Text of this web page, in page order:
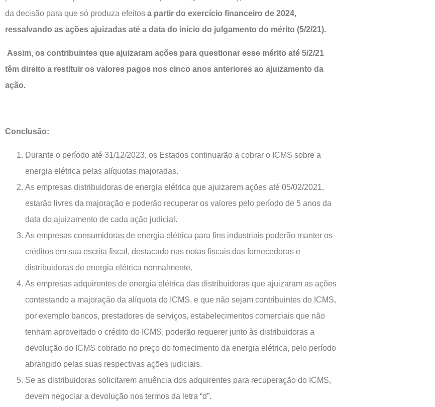
da decisão para que só produza efeitos a partir do exercício financeiro de 2024,
ressalvando as ações ajuizadas até a data do início do julgamento do mérito (5/2/21).
Assim, os contribuintes que ajuizaram ações para questionar esse mérito até 5/2/21
têm direito a restituir os valores pagos nos cinco anos anteriores ao ajuizamento da
ação.
Conclusão:
Durante o período até 31/12/2023, os Estados continuarão a cobrar o ICMS sobre a
energia elétrica pelas alíquotas majoradas.
As empresas distribuidoras de energia elétrica que ajuizarem ações até 05/02/2021,
estarão livres da majoração e poderão recuperar os valores pelo período de 5 anos da
data do ajuizamento de cada ação judicial.
As empresas consumidoras de energia elétrica para fins industriais poderão manter os
créditos em sua escrita fiscal, destacado nas notas fiscais das fornecedoras e
distribuidoras de energia elétrica normalmente.
As empresas adquirentes de energia elétrica das distribuidoras que ajuizaram as ações
contestando a majoração da alíquota do ICMS, e que não sejam contribuintes do ICMS,
por exemplo bancos, prestadores de serviços, estabelecimentos comerciais que não
tenham aproveitado o crédito do ICMS, poderão requerer junto às distribuidoras a
devolução do ICMS cobrado no preço do fornecimento da energia elétrica, pelo período
abrangido pelas suas respectivas ações judiciais.
Se as distribuidoras solicitarem anuência dos adquirentes para recuperação do ICMS,
devem negociar a devolução nos termos da letra “d”.